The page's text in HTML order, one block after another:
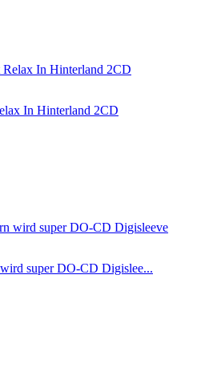
In Hinterland 2CD
super DO-CD Digislee...